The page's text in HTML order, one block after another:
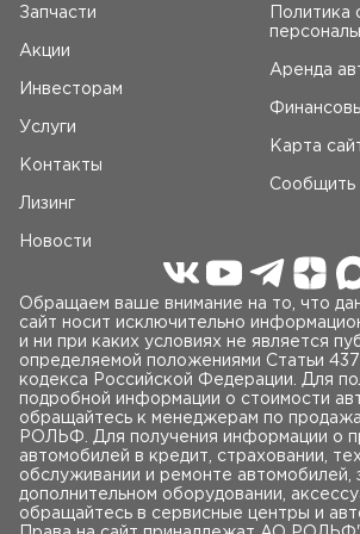
любых задач BMW X5 — один из самых удачных
премиальных SUV немецкого
говорить о выносливости и
BMW X5 Почему ценят владельцы: мощные и ресурсные
дизельные моторы, полный привод,
Оптимальные версии: дизель 3.0,
пневмоподвеска при регулярном
подойдёт: для семьи, путешествий и
сложных климатических условиях. Audi Q5 —
стабильно входит в число самых
среднеразмерных кроссоверов немецкого
Audi Q5 Почему ценят владельцы: Quattro, комфортная
подвеска, высокий ресурс дизельных
Оптимальные версии: 2.0 TDI,
кого подойдёт: для города, трассы и
бездорожья. Mercedes-Benz G-Class — внедорожная
надёжность с запасом прочности Купить Mercedes-Benz
G-Class Почему ценят владельцы: рамная конструкция,
ресурсные силовые агрегаты,
привод с блокировками и высокая
пробегах при регулярном обслуживании. Для
Запчасти
Акции
Инвесторам
Услуги
Контакты
Лизинг
Новости
Политика
Аренда
Карта
Сообщить
Обращаем ваше внимание на то, что
сайт носит исключительно
и ни при каких условиях не является
определяемой положениями Статьи
кодекса Российской Федерации. Для
подробной информации о стоимости
обращайтесь к менеджерам по
РОЛЬФ. Для получения информации о
автомобилей в кредит, страховании,
обслуживании и ремонте автомобилей,
дополнительном оборудовании,
обращайтесь в сервисные центры и